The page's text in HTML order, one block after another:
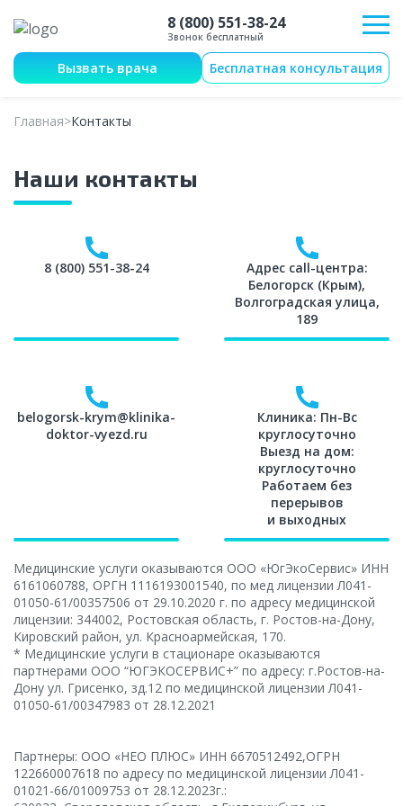
8 (800) 551-38-24
Звонок бесплатный
Вызвать врача Бесплатная консультация
Главная Контакты
Наши контакты
8 (800) 551-38-24
Адрес call-центра:
Белогорск (Крым),
Волгоградская улица,
189
belogorsk-krym@klinika-
doktor-vyezd.ru
Клиника: Пн-Вс
круглосуточно
Выезд на дом:
круглосуточно
Работаем без
перерывов
и выходных
Медицинские услуги оказываются ООО «ЮгЭкоСервис» ИНН
6161060788, ОРГН 1116193001540, по мед лицензии Л041-
01050-61/00357506 от 29.10.2020 г. по адресу медицинской
лицензии: 344002, Ростовская область, г. Ростов-на-Дону,
Кировский район, ул. Красноармейская, 170.
* Медицинские услуги в стационаре оказываются
партнерами ООО “ЮГЭКОСЕРВИС+” по адресу: г.Ростов-на-
Дону ул. Грисенко, зд.12 по медицинской лицензии Л041-
01050-61/00347983 от 28.12.2021
Партнеры: ООО «НЕО ПЛЮС» ИНН 6670512492,ОГРН
122660007618 по адресу по медицинской лицензии Л041-
01021-66/01009753 от 28.12.2023г.:
Выберите город
Москва